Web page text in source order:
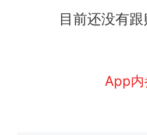
目前还没有
App内
交
十多